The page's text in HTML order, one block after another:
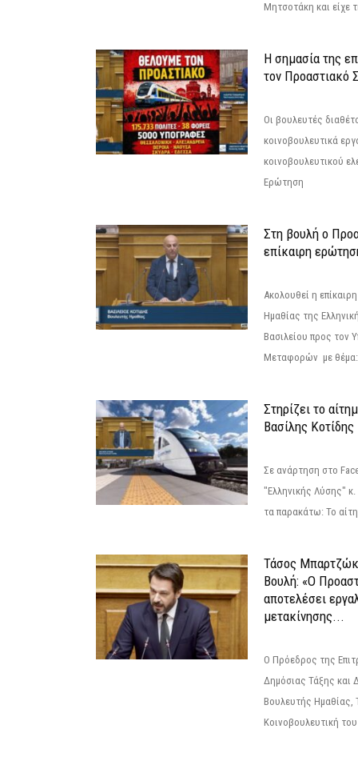
Μητσοτάκη και είχε
Η σημασία της
τον Προαστιακό
Οι βουλευτές
κοινοβουλευτικά
κοινοβουλευτικού
Ερώτηση
Στη βουλή ο
επίκαιρη
Ακολουθεί η
Ημαθίας της
Βασιλείου προς τον
Μεταφορών με θέμα:
Στηρίζει το
Βασίλης Κοτίδης
Σε ανάρτηση στο
"Ελληνικής Λύσης"
τα παρακάτω: Το
Τάσος
Βουλή: «Ο
αποτελέσει
μετακίνησης...
Ο Πρόεδρος της
Δημόσιας Τάξης και
Βουλευτής
Κοινοβουλευτική